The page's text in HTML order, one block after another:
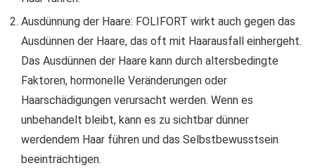
Ausdünnung der Haare: FOLIFORT wirkt auch gegen das
Ausdünnen der Haare, das oft mit Haarausfall einhergeht.
Das Ausdünnen der Haare kann durch altersbedingte
Faktoren, hormonelle Veränderungen oder
Haarschädigungen verursacht werden. Wenn es
unbehandelt bleibt, kann es zu sichtbar dünner
werdendem Haar führen und das Selbstbewusstsein
beeinträchtigen.